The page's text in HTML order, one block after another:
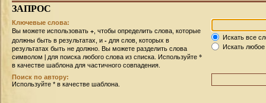
ЗАПРОС
Ключевые слова:
Вы можете использовать + , чтобы определить слова, которые
должны быть в результатах, и - для слов, которых в
результатах быть не должно. Вы можете разделить слова
символом | для поиска любого слова из списка. Используйте *
в качестве шаблона для частичного совпадения.
Искать все
Искать
Поиск по автору:
Используйте * в качестве шаблона.